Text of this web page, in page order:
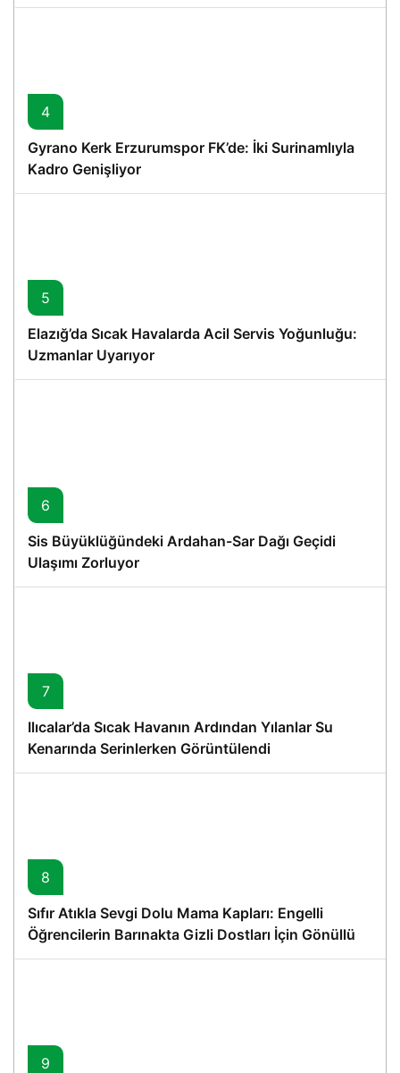
4
Gyrano Kerk Erzurumspor FK’de: İki Surinamlıyla
Kadro Genişliyor
5
Elazığ’da Sıcak Havalarda Acil Servis Yoğunluğu:
Uzmanlar Uyarıyor
6
Sis Büyüklüğündeki Ardahan-Sar Dağı Geçidi
Ulaşımı Zorluyor
7
Ilıcalar’da Sıcak Havanın Ardından Yılanlar Su
Kenarında Serinlerken Görüntülendi
8
Sıfır Atıkla Sevgi Dolu Mama Kapları: Engelli
Öğrencilerin Barınakta Gizli Dostları İçin Gönüllü
Proje
9